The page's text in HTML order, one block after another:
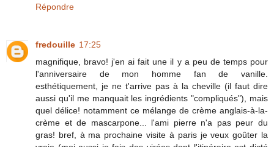
Répondre
fredouille 17:25
magnifique, bravo! j'en ai fait une il y a peu de temps pour
l'anniversaire de mon homme fan de vanille.
esthétiquement, je ne t'arrive pas à la cheville (il faut dire
aussi qu'il me manquait les ingrédients "compliqués"), mais
quel délice! notamment ce mélange de crème anglais-à-la-
crème et de mascarpone... l'ami pierre n'a pas peur du
gras! bref, à ma prochaine visite à paris je veux goûter la